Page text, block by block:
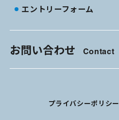
エントリーフォーム
お問い合わせ Contact
プライバシーポリシー